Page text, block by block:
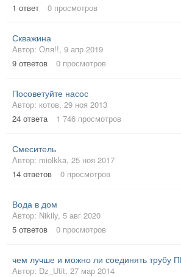
1 ответ 0 просмотров
Скважина
Автор: Оля!!, 9 апр 2019
9 ответов 0 просмотров
Посоветуйте насос
Автор: котов, 29 ноя 2013
24 ответа 1 746 просмотров
Смеситель
Автор: miolkka, 25 ноя 2017
14 ответов 0 просмотров
Вода в дом
Автор: Nikily, 5 авг 2020
5 ответов 0 просмотров
чем лучше и можно ли соединять трубу
Автор: Dz_Utit, 27 мар 2014